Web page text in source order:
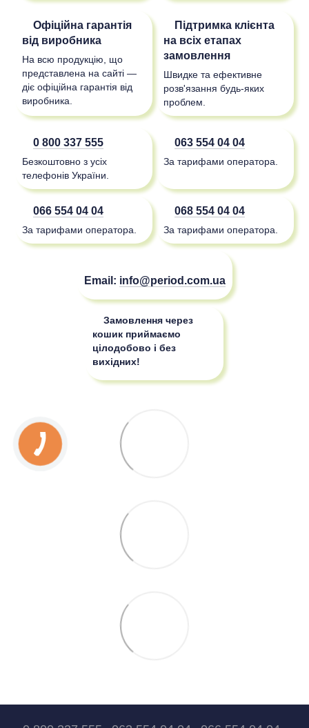
Офіційна гарантія
від виробника
На всю продукцію, що
представлена на сайті —
діє офіційна гарантія від
виробника.
Підтримка клієнта
на всіх етапах
замовлення
Швидке та ефективне
розв'язання будь-яких
проблем.
0 800 337 555
Безкоштовно з усіх
телефонів України.
063 554 04 04
За тарифами оператора.
066 554 04 04
За тарифами оператора.
068 554 04 04
За тарифами оператора.
Email: info@period.com.ua
Замовлення через
кошик приймаємо
цілодобово і без
вихідних!